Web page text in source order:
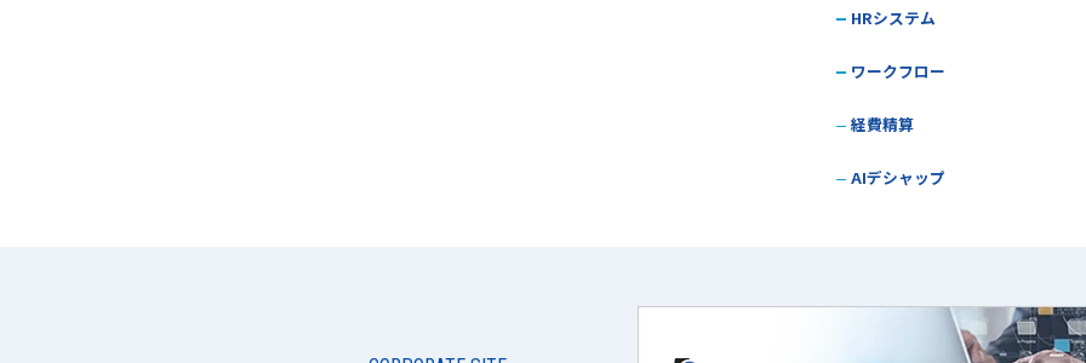
HRシステム
ワークフロー
経費精算
AIデシャップ